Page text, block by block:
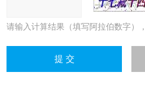
请输入计算结果（填写阿拉伯数字）